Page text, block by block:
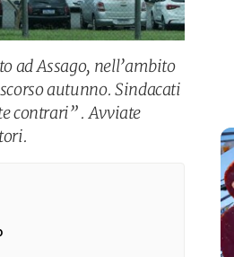
ad Assago, nell’ambito
autunno. Sindacati
contrari” . Avviate